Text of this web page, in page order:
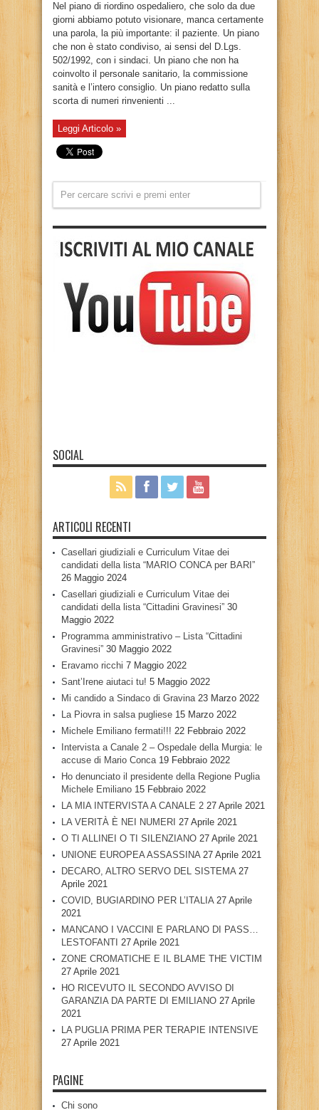
Nel piano di riordino ospedaliero, che solo da due
giorni abbiamo potuto visionare, manca certamente
una parola, la più importante: il paziente. Un piano
che non è stato condiviso, ai sensi del D.Lgs.
502/1992, con i sindaci. Un piano che non ha
coinvolto il personale sanitario, la commissione
sanità e l’intero consiglio. Un piano redatto sulla
scorta di numeri rinvenienti ...
Leggi Articolo »
SOCIAL
ARTICOLI RECENTI
Casellari giudiziali e Curriculum Vitae dei
candidati della lista “MARIO CONCA per BARI”
26 Maggio 2024
Casellari giudiziali e Curriculum Vitae dei
candidati della lista “Cittadini Gravinesi” 30
Maggio 2022
Programma amministrativo – Lista “Cittadini
Gravinesi” 30 Maggio 2022
Eravamo ricchi 7 Maggio 2022
Sant’Irene aiutaci tu! 5 Maggio 2022
Mi candido a Sindaco di Gravina 23 Marzo 2022
La Piovra in salsa pugliese 15 Marzo 2022
Michele Emiliano fermati!!! 22 Febbraio 2022
Intervista a Canale 2 – Ospedale della Murgia: le
accuse di Mario Conca 19 Febbraio 2022
Ho denunciato il presidente della Regione Puglia
Michele Emiliano 15 Febbraio 2022
LA MIA INTERVISTA A CANALE 2 27 Aprile 2021
LA VERITÀ È NEI NUMERI 27 Aprile 2021
O TI ALLINEI O TI SILENZIANO 27 Aprile 2021
UNIONE EUROPEA ASSASSINA 27 Aprile 2021
DECARO, ALTRO SERVO DEL SISTEMA 27
Aprile 2021
COVID, BUGIARDINO PER L’ITALIA 27 Aprile
2021
MANCANO I VACCINI E PARLANO DI PASS…
LESTOFANTI 27 Aprile 2021
ZONE CROMATICHE E IL BLAME THE VICTIM
27 Aprile 2021
HO RICEVUTO IL SECONDO AVVISO DI
GARANZIA DA PARTE DI EMILIANO 27 Aprile
2021
LA PUGLIA PRIMA PER TERAPIE INTENSIVE
27 Aprile 2021
PAGINE
Chi sono